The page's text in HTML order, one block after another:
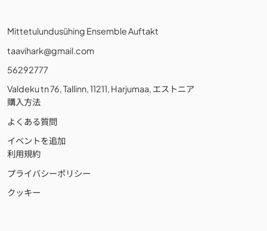
Mittetulundusühing Ensemble Auftakt
taavihark@gmail.com
56292777
Valdeku tn 76, Tallinn, 11211, Harjumaa, エストニア
購入方法
よくある質問
イベントを追加
利用規約
プライバシーポリシー
クッキー